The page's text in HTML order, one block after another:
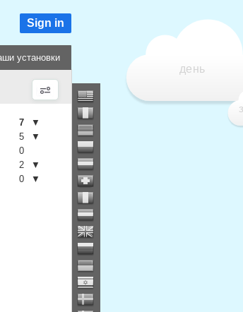
день
Sign in
установки
7
▼
5
▼
0
2
▼
0 ▼